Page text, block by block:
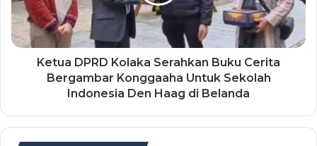
Ketua DPRD Kolaka Serahkan Buku Cerita
Bergambar Konggaaha Untuk Sekolah
Indonesia Den Haag di Belanda